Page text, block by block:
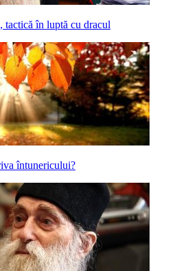
tactică în luptă cu dracul
întunericului?